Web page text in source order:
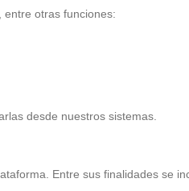
entre otras funciones:
desde nuestros sistemas.
Entre sus finalidades se